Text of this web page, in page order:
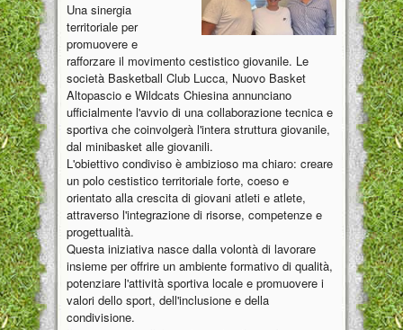
Una sinergia
territoriale per
promuovere e
rafforzare il movimento cestistico giovanile. Le
società Basketball Club Lucca, Nuovo Basket
Altopascio e Wildcats Chiesina annunciano
ufficialmente l'avvio di una collaborazione tecnica e
sportiva che coinvolgerà l'intera struttura giovanile,
dal minibasket alle giovanili.
L'obiettivo condiviso è ambizioso ma chiaro: creare
un polo cestistico territoriale forte, coeso e
orientato alla crescita di giovani atleti e atlete,
attraverso l'integrazione di risorse, competenze e
progettualità.
Questa iniziativa nasce dalla volontà di lavorare
insieme per offrire un ambiente formativo di qualità,
potenziare l'attività sportiva locale e promuovere i
valori dello sport, dell'inclusione e della
condivisione.